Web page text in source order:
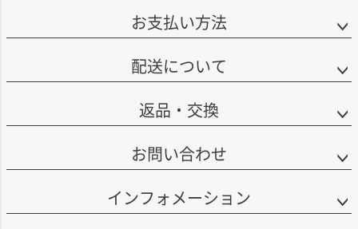
お支払い方法
配送について
返品・交換
お問い合わせ
インフォメーション